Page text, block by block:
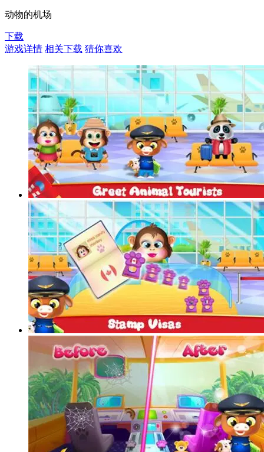
动物的机场
下载
游戏详情 相关下载 猜你喜欢